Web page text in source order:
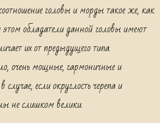
головы и морды такое же, как
обладатели данной головы имеют
их от предыдущего типа.
очень мощные, гармоничные и
если округлость черепа и
не слишком велики.